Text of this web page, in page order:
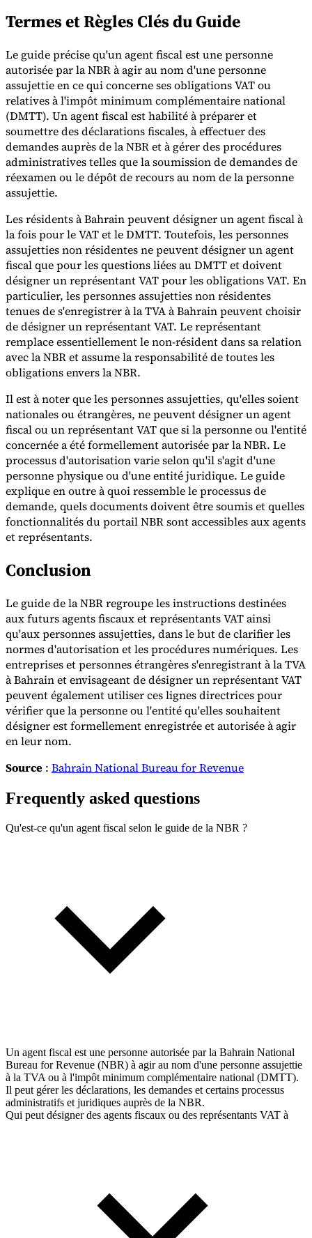
Outils
Calculateur de VATCalculateur de GSTCalculateur de taxe de
vente
Vérificateur de numéro de VAT Suivi des obligations de
facturation électronique
Experts
Nos auteursDevenir contributeur Choisir un expert
Termes et Règles Clés du Guide
Le guide précise qu'un agent fiscal est une personne
autorisée par la NBR à agir au nom d'une personne
assujettie en ce qui concerne ses obligations VAT ou
relatives à l'impôt minimum complémentaire national
(DMTT). Un agent fiscal est habilité à préparer et
soumettre des déclarations fiscales, à effectuer des
demandes auprès de la NBR et à gérer des procédures
administratives telles que la soumission de demandes de
réexamen ou le dépôt de recours au nom de la personne
assujettie.
Les résidents à Bahrain peuvent désigner un agent fiscal à
la fois pour le VAT et le DMTT. Toutefois, les personnes
assujetties non résidentes ne peuvent désigner un agent
fiscal que pour les questions liées au DMTT et doivent
désigner un représentant VAT pour les obligations VAT. En
particulier, les personnes assujetties non résidentes
tenues de s'enregistrer à la TVA à Bahrain peuvent choisir
de désigner un représentant VAT. Le représentant
remplace essentiellement le non-résident dans sa relation
avec la NBR et assume la responsabilité de toutes les
obligations envers la NBR.
Il est à noter que les personnes assujetties, qu'elles soient
nationales ou étrangères, ne peuvent désigner un agent
fiscal ou un représentant VAT que si la personne ou l'entité
concernée a été formellement autorisée par la NBR. Le
processus d'autorisation varie selon qu'il s'agit d'une
personne physique ou d'une entité juridique. Le guide
explique en outre à quoi ressemble le processus de
demande, quels documents doivent être soumis et quelles
fonctionnalités du portail NBR sont accessibles aux agents
et représentants.
Conclusion
Le guide de la NBR regroupe les instructions destinées
aux futurs agents fiscaux et représentants VAT ainsi
qu'aux personnes assujetties, dans le but de clarifier les
normes d'autorisation et les procédures numériques. Les
entreprises et personnes étrangères s'enregistrant à la TVA
à Bahrain et envisageant de désigner un représentant VAT
peuvent également utiliser ces lignes directrices pour
vérifier que la personne ou l'entité qu'elles souhaitent
désigner est formellement enregistrée et autorisée à agir
en leur nom.
Source : Bahrain National Bureau for Revenue
Frequently asked questions
Qu'est-ce qu'un agent fiscal selon le guide de la NBR ?
Un agent fiscal est une personne autorisée par la Bahrain National
Bureau for Revenue (NBR) à agir au nom d'une personne assujettie
à la TVA ou à l'impôt minimum complémentaire national (DMTT).
Il peut gérer les déclarations, les demandes et certains processus
administratifs et juridiques auprès de la NBR.
Qui peut désigner des agents fiscaux ou des représentants VAT à